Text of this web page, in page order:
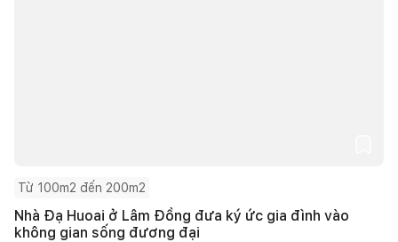
Từ 100m2 đến 200m2
Nhà Đạ Huoai ở Lâm Đồng đưa ký ức gia đình vào
không gian sống đương đại